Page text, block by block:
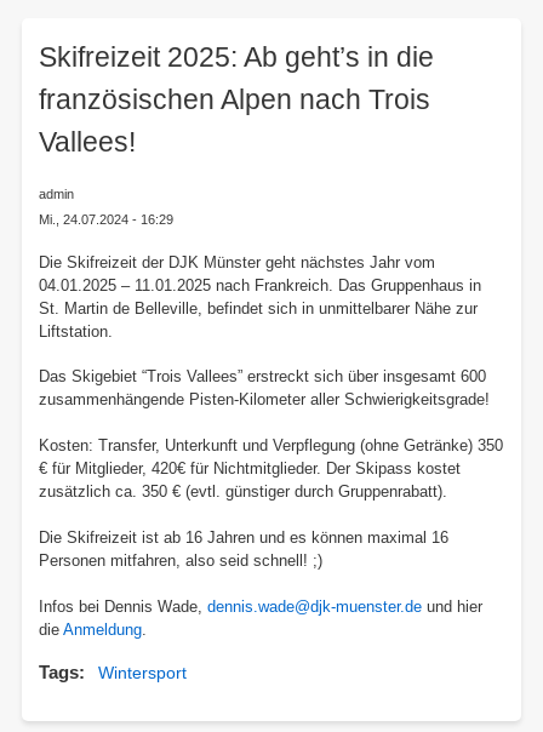
Skifreizeit 2025: Ab geht’s in die
französischen Alpen nach Trois
Vallees!
admin
Mi., 24.07.2024 - 16:29
Die Skifreizeit der DJK Münster geht nächstes Jahr vom
04.01.2025 – 11.01.2025 nach Frankreich. Das Gruppenhaus in
St. Martin de Belleville, befindet sich in unmittelbarer Nähe zur
Liftstation.
Das Skigebiet “Trois Vallees” erstreckt sich über insgesamt 600
zusammenhängende Pisten-Kilometer aller Schwierigkeitsgrade!
Kosten: Transfer, Unterkunft und Verpflegung (ohne Getränke) 350
€ für Mitglieder, 420€ für Nichtmitglieder. Der Skipass kostet
zusätzlich ca. 350 € (evtl. günstiger durch Gruppenrabatt).
Die Skifreizeit ist ab 16 Jahren und es können maximal 16
Personen mitfahren, also seid schnell! ;)
Infos bei Dennis Wade, dennis.wade@djk-muenster.deund hier
die Anmeldung.
Tags Wintersport